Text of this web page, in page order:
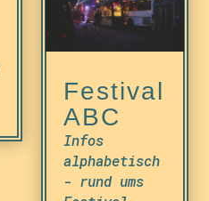
Festival
ABC
Infos
alphabetisch
- rund ums